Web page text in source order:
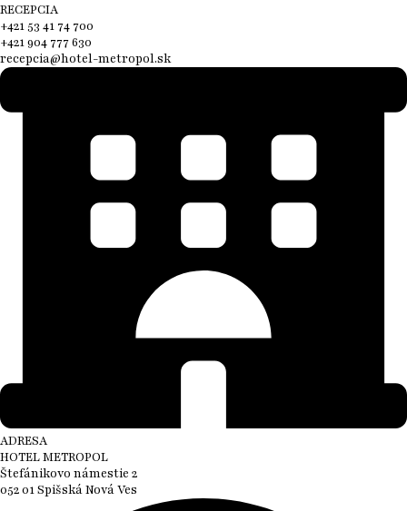
RECEPCIA
+421 53 41 74 700
+421 904 777 630
recepcia@hotel-metropol.sk
ADRESA
HOTEL METROPOL
Štefánikovo námestie 2
052 01 Spišská Nová Ves